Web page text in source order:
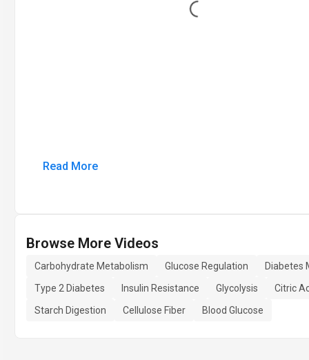
Loading...
Read More
Browse More Videos
Carbohydrate Metabolism Glucose Regulation
Diabetes
Type 2 Diabetes
Insulin Resistance Glycolysis
Citric
Starch Digestion
Cellulose Fiber Blood Glucose